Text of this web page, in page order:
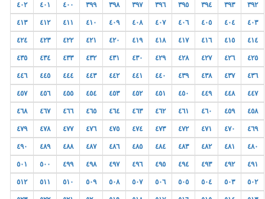
٣٩٢ ٣٩٣ ٣٩٤ ٣٩٥ ٣٩٦ ٣٩٧ ٣٩٨ ٣٩٩ ٤٠٠ ٤٠١ ٤٠٢
٤٠٣ ٤٠٤ ٤٠٥ ٤٠٦ ٤٠٧ ٤٠٨ ٤٠٩ ٤١٠ ٤١١ ٤١٢ ٤١٣
٤١٤ ٤١٥ ٤١٦ ٤١٧ ٤١٨ ٤١٩ ٤٢٠ ٤٢١ ٤٢٢ ٤٢٣ ٤٢٤
٤٢٥ ٤٢٦ ٤٢٧ ٤٢٨ ٤٢٩ ٤٣٠ ٤٣١ ٤٣٢ ٤٣٣ ٤٣٤ ٤٣٥
٤٣٦ ٤٣٧ ٤٣٨ ٤٣٩ ٤٤٠ ٤٤١ ٤٤٢ ٤٤٣ ٤٤٤ ٤٤٥ ٤٤٦
٤٤٧ ٤٤٨ ٤٤٩ ٤٥٠ ٤٥١ ٤٥٢ ٤٥٣ ٤٥٤ ٤٥٥ ٤٥٦ ٤٥٧
٤٥٨ ٤٥٩ ٤٦٠ ٤٦١ ٤٦٢ ٤٦٣ ٤٦٤ ٤٦٥ ٤٦٦ ٤٦٧ ٤٦٨
٤٦٩ ٤٧٠ ٤٧١ ٤٧٢ ٤٧٣ ٤٧٤ ٤٧٥ ٤٧٦ ٤٧٧ ٤٧٨ ٤٧٩
٤٨٠ ٤٨١ ٤٨٢ ٤٨٣ ٤٨٤ ٤٨٥ ٤٨٦ ٤٨٧ ٤٨٨ ٤٨٩ ٤٩٠
٤٩١ ٤٩٢ ٤٩٣ ٤٩٤ ٤٩٥ ٤٩٦ ٤٩٧ ٤٩٨ ٤٩٩ ٥٠٠ ٥٠١
٥٠٢ ٥٠٣ ٥٠٤ ٥٠٥ ٥٠٦ ٥٠٧ ٥٠٨ ٥٠٩ ٥١٠ ٥١١ ٥١٢